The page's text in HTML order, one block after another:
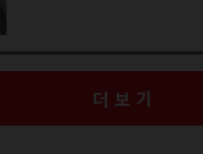
더보기